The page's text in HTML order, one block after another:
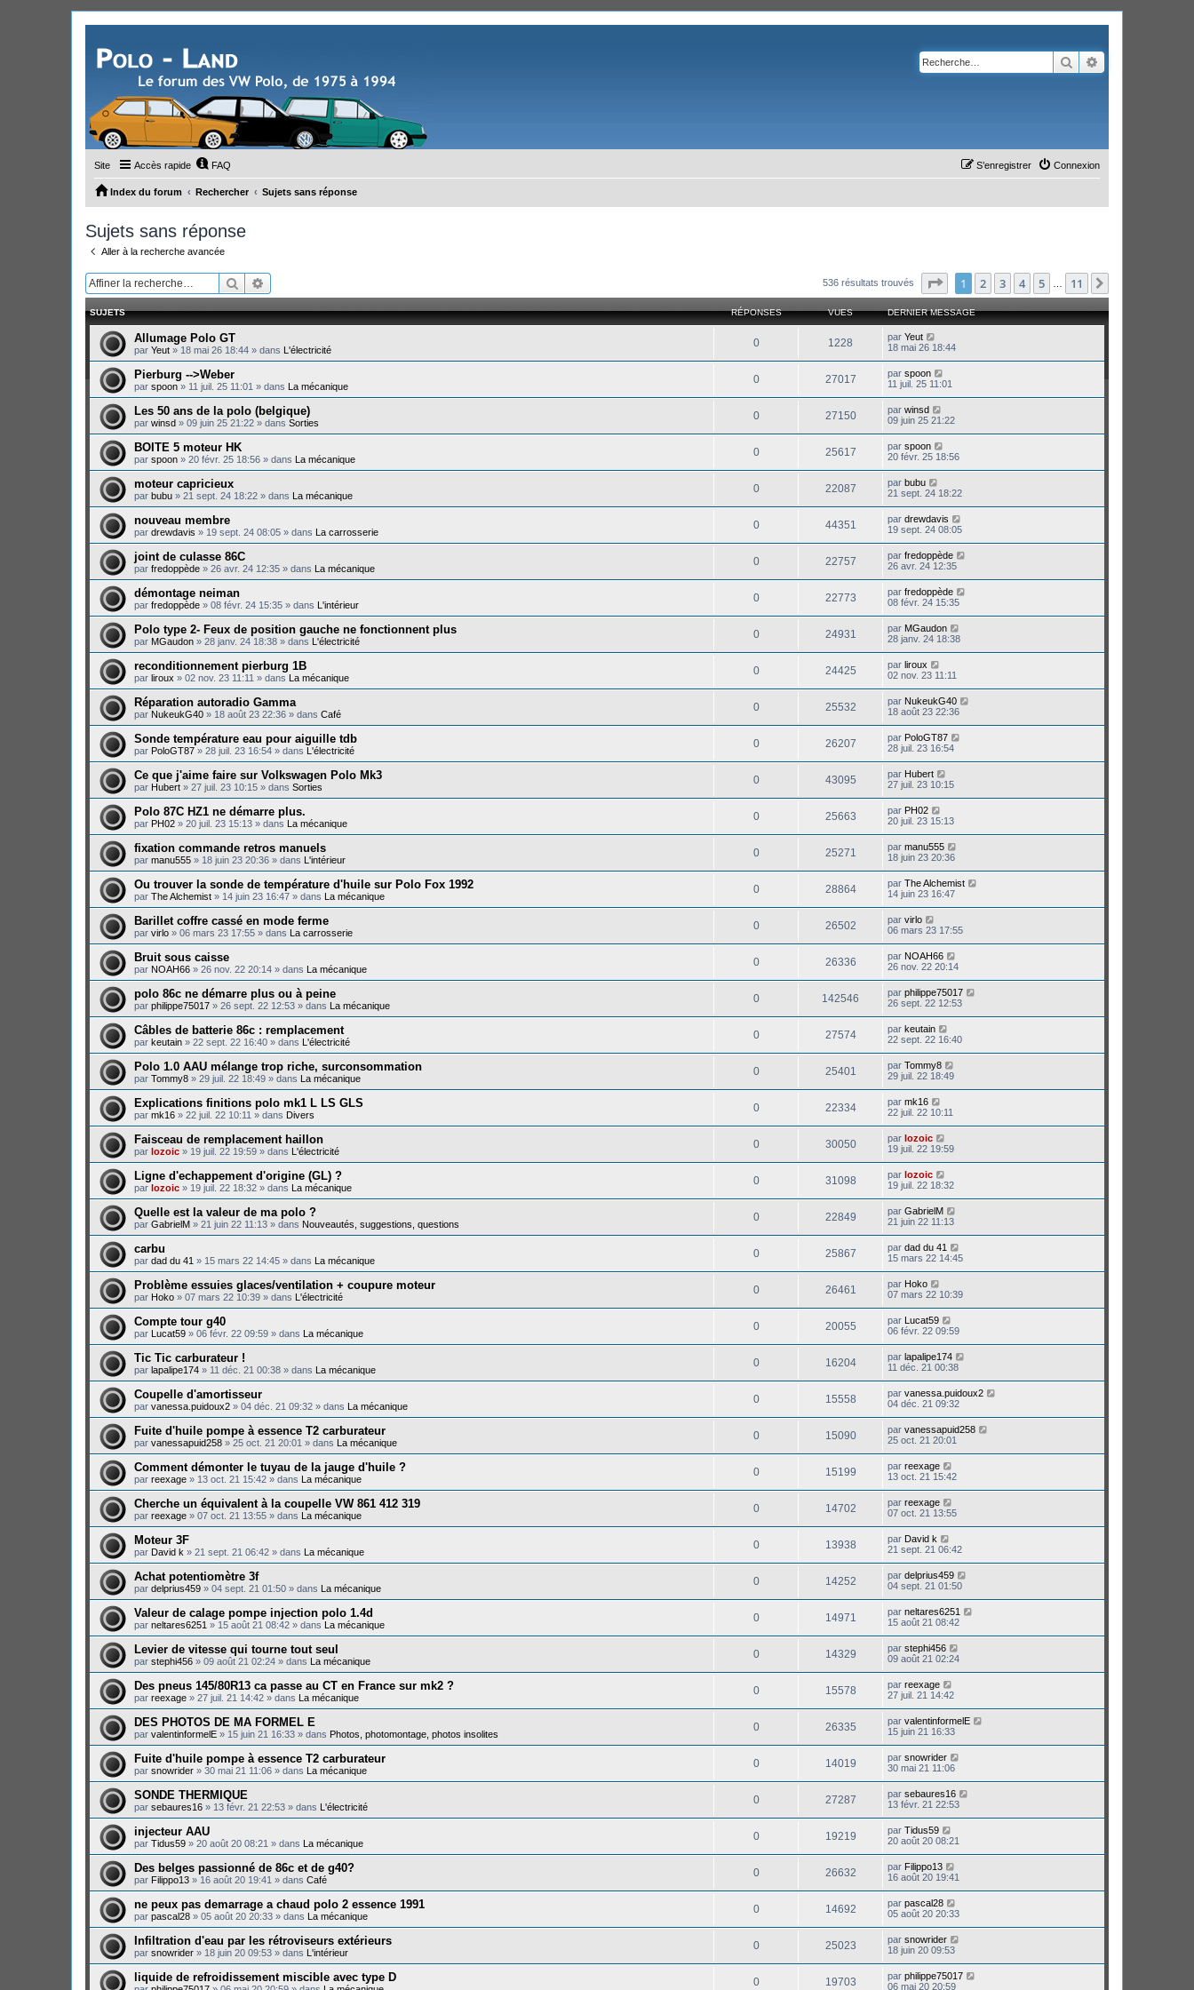
Rechercher
Site Accès rapide FAQ Connexion
S’enregistrer
Index du forum Rechercher Sujets sans réponse
Sujets sans réponse
Aller à la recherche avancée
Rechercher 536 résultats trouvés Page sur11
1 2 3 4 5 11
SUJETS RÉPONSES VUES DERNIER MESSAGE
Allumage Polo GT
par Yeut » 18 mai 26 18:44 » dans L'électricité
0 1228 par Yeut
18 mai 26 18:44
Pierburg -->Weber
par spoon » 11 juil. 25 11:01 » dans La mécanique
0 27017 par spoon
11 juil. 25 11:01
Les 50 ans de la polo (belgique)
par winsd » 09 juin 25 21:22 » dans Sorties
0 27150 par winsd
09 juin 25 21:22
BOITE 5 moteur HK
par spoon » 20 févr. 25 18:56 » dans La mécanique
0 25617 par spoon
20 févr. 25 18:56
moteur capricieux
par bubu » 21 sept. 24 18:22 » dans La mécanique
0 22087 par bubu
21 sept. 24 18:22
nouveau membre
par drewdavis » 19 sept. 24 08:05 » dans La carrosserie
0 44351 par drewdavis
19 sept. 24 08:05
joint de culasse 86C
par fredoppède » 26 avr. 24 12:35 » dans La mécanique
0 22757 par fredoppède
26 avr. 24 12:35
démontage neiman
par fredoppède » 08 févr. 24 15:35 » dans L'intérieur
0 22773 par fredoppède
08 févr. 24 15:35
Polo type 2- Feux de position gauche ne fonctionnent plus
par MGaudon » 28 janv. 24 18:38 » dans L'électricité
0 24931 par MGaudon
28 janv. 24 18:38
reconditionnement pierburg 1B
par liroux » 02 nov. 23 11:11 » dans La mécanique
0 24425 par liroux
02 nov. 23 11:11
Réparation autoradio Gamma
par NukeukG40 » 18 août 23 22:36 » dans Café
0 25532 par NukeukG40
18 août 23 22:36
Sonde température eau pour aiguille tdb
par PoloGT87 » 28 juil. 23 16:54 » dans L'électricité
0 26207 par PoloGT87
28 juil. 23 16:54
Ce que j'aime faire sur Volkswagen Polo Mk3
par Hubert » 27 juil. 23 10:15 » dans Sorties
0 43095 par Hubert
27 juil. 23 10:15
Polo 87C HZ1 ne démarre plus.
par PH02 » 20 juil. 23 15:13 » dans La mécanique
0 25663 par PH02
20 juil. 23 15:13
fixation commande retros manuels
par manu555 » 18 juin 23 20:36 » dans L'intérieur
0 25271 par manu555
18 juin 23 20:36
Ou trouver la sonde de température d'huile sur Polo Fox 1992
par The Alchemist » 14 juin 23 16:47 » dans La mécanique
0 28864 par The Alchemist
14 juin 23 16:47
Barillet coffre cassé en mode ferme
par virlo » 06 mars 23 17:55 » dans La carrosserie
0 26502 par virlo
06 mars 23 17:55
Bruit sous caisse
par NOAH66 » 26 nov. 22 20:14 » dans La mécanique
0 26336 par NOAH66
26 nov. 22 20:14
polo 86c ne démarre plus ou à peine
par philippe75017 » 26 sept. 22 12:53 » dans La mécanique
0 142546 par philippe75017
26 sept. 22 12:53
Câbles de batterie 86c : remplacement
par keutain » 22 sept. 22 16:40 » dans L'électricité
0 27574 par keutain
22 sept. 22 16:40
Polo 1.0 AAU mélange trop riche, surconsommation
par Tommy8 » 29 juil. 22 18:49 » dans La mécanique
0 25401 par Tommy8
29 juil. 22 18:49
Explications finitions polo mk1 L LS GLS
par mk16 » 22 juil. 22 10:11 » dans Divers
0 22334 par mk16
22 juil. 22 10:11
Faisceau de remplacement haillon
par lozoic » 19 juil. 22 19:59 » dans L'électricité
0 30050 par lozoic
19 juil. 22 19:59
Ligne d'echappement d'origine (GL) ?
par lozoic » 19 juil. 22 18:32 » dans La mécanique
0 31098 par lozoic
19 juil. 22 18:32
Quelle est la valeur de ma polo ?
par GabrielM » 21 juin 22 11:13 » dans Nouveautés, suggestions, questions
0 22849 par GabrielM
21 juin 22 11:13
carbu
par dad du 41 » 15 mars 22 14:45 » dans La mécanique
0 25867 par dad du 41
15 mars 22 14:45
Problème essuies glaces/ventilation + coupure moteur
par Hoko » 07 mars 22 10:39 » dans L'électricité
0 26461 par Hoko
07 mars 22 10:39
Compte tour g40
par Lucat59 » 06 févr. 22 09:59 » dans La mécanique
0 20055 par Lucat59
06 févr. 22 09:59
Tic Tic carburateur !
par lapalipe174 » 11 déc. 21 00:38 » dans La mécanique
0 16204 par lapalipe174
11 déc. 21 00:38
Coupelle d'amortisseur
par vanessa.puidoux2 » 04 déc. 21 09:32 » dans La mécanique
0 15558 par vanessa.puidoux2
04 déc. 21 09:32
Fuite d'huile pompe à essence T2 carburateur
par vanessapuid258 » 25 oct. 21 20:01 » dans La mécanique
0 15090 par vanessapuid258
25 oct. 21 20:01
Comment démonter le tuyau de la jauge d'huile ?
par reexage » 13 oct. 21 15:42 » dans La mécanique
0 15199 par reexage
13 oct. 21 15:42
Cherche un équivalent à la coupelle VW 861 412 319
par reexage » 07 oct. 21 13:55 » dans La mécanique
0 14702 par reexage
07 oct. 21 13:55
Moteur 3F
par David k » 21 sept. 21 06:42 » dans La mécanique
0 13938 par David k
21 sept. 21 06:42
Achat potentiomètre 3f
par delprius459 » 04 sept. 21 01:50 » dans La mécanique
0 14252 par delprius459
04 sept. 21 01:50
Valeur de calage pompe injection polo 1.4d
par neltares6251 » 15 août 21 08:42 » dans La mécanique
0 14971 par neltares6251
15 août 21 08:42
Levier de vitesse qui tourne tout seul
par stephi456 » 09 août 21 02:24 » dans La mécanique
0 14329 par stephi456
09 août 21 02:24
Des pneus 145/80R13 ca passe au CT en France sur mk2 ?
par reexage » 27 juil. 21 14:42 » dans La mécanique
0 15578 par reexage
27 juil. 21 14:42
DES PHOTOS DE MA FORMEL E
par valentinformelE » 15 juin 21 16:33 » dans Photos, photomontage, photos insolites
0 26335 par valentinformelE
15 juin 21 16:33
Fuite d'huile pompe à essence T2 carburateur
par snowrider » 30 mai 21 11:06 » dans La mécanique
0 14019 par snowrider
30 mai 21 11:06
SONDE THERMIQUE
par sebaures16 » 13 févr. 21 22:53 » dans L'électricité
0 27287 par sebaures16
13 févr. 21 22:53
injecteur AAU
par Tidus59 » 20 août 20 08:21 » dans La mécanique
0 19219 par Tidus59
20 août 20 08:21
Des belges passionné de 86c et de g40?
par Filippo13 » 16 août 20 19:41 » dans Café
0 26632 par Filippo13
16 août 20 19:41
ne peux pas demarrage a chaud polo 2 essence 1991
par pascal28 » 05 août 20 20:33 » dans La mécanique
0 14692 par pascal28
05 août 20 20:33
Infiltration d'eau par les rétroviseurs extérieurs
par snowrider » 18 juin 20 09:53 » dans L'intérieur
0 25023 par snowrider
18 juin 20 09:53
liquide de refroidissement miscible avec type D 0 19703 par philippe75017
06 mai 20 20:59